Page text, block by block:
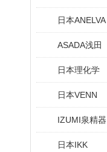
日本ANELVA
ASADA浅田
日本理化学
日本VENN
IZUMI泉精器
日本IKK